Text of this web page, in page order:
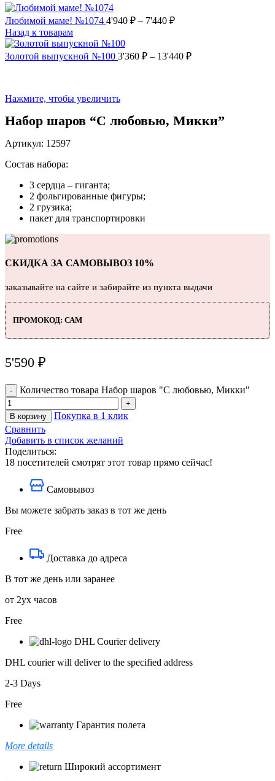
Любимой маме! №1074 4'940 ₽ – 7'440 ₽
Назад к товарам
Золотой выпускной №100 3'360 ₽ – 13'440 ₽
Нажмите, чтобы увеличить
Набор шаров “С любовью, Микки”
Артикул: 12597
Состав набора:
3 сердца – гиганта;
2 фольгированные фигуры;
2 грузика;
пакет для транспортировки
СКИДКА ЗА САМОВЫВОЗ 10%
заказывайте на сайте и забирайте из пункта выдачи
ПРОМОКОД: САМ
5'590 ₽
Количество товара Набор шаров "С любовью, Микки"
В корзину
Покупка в 1 клик
Сравнить
Добавить в список желаний
Поделиться:
18 посетителей смотрят этот товар прямо сейчас!
Самовывоз
Вы можете забрать заказ в тот же день
Free
Доставка до адреса
В тот же день или заранее
от 2ух часов
Free
DHL Courier delivery
DHL courier will deliver to the specified address
2-3 Days
Free
Гарантия полета
More details
Широкий ассортимент